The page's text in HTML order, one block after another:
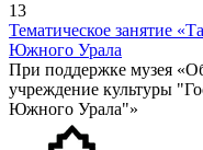
13
Тематическое занятие
Южного Урала
При поддержке музея
учреждение культуры
Южного Урала"»